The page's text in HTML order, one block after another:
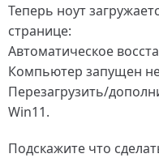
Теперь ноут
странице:
Автоматическое
Компьютер запущен
Перезагрузить/
Win11.
Подскажите что